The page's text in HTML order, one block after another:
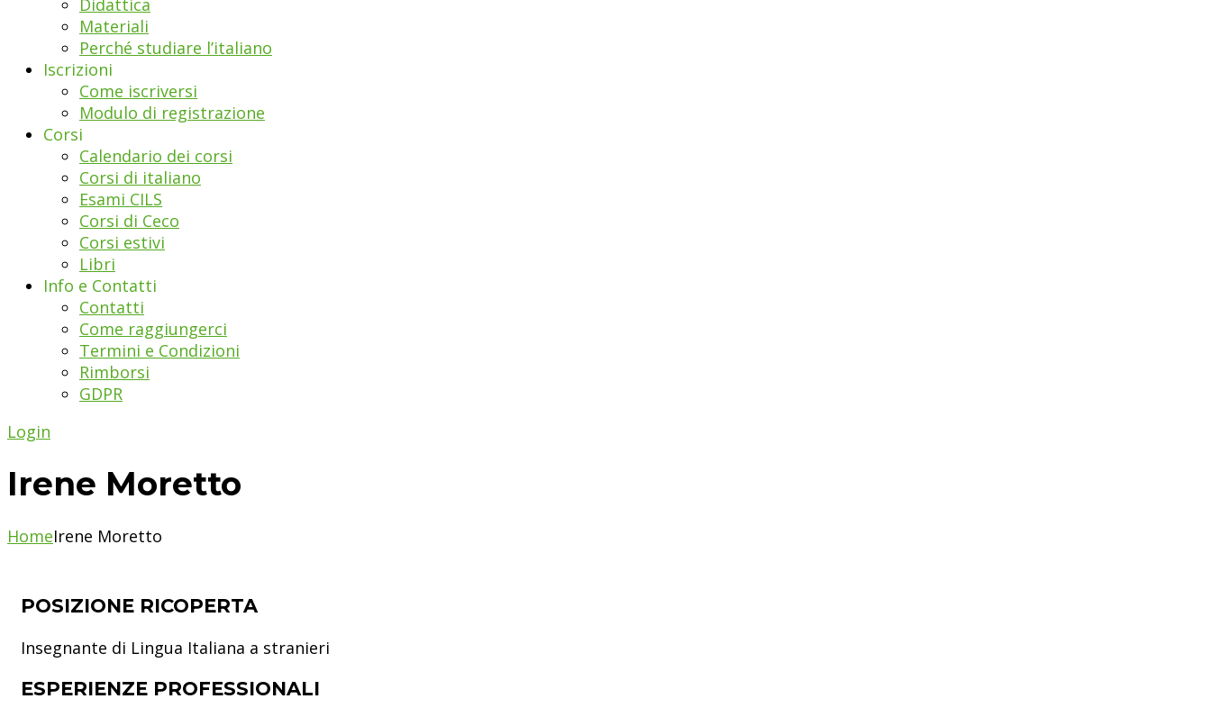
Didattica
Materiali
Perché studiare l’italiano
Iscrizioni
Come iscriversi
Modulo di registrazione
Corsi
Calendario dei corsi
Corsi di italiano
Esami CILS
Corsi di Ceco
Corsi estivi
Libri
Info e Contatti
Contatti
Come raggiungerci
Termini e Condizioni
Rimborsi
GDPR
Login
Irene Moretto
HomeIrene Moretto
POSIZIONE RICOPERTA
Insegnante di Lingua Italiana a stranieri
ESPERIENZE PROFESSIONALI